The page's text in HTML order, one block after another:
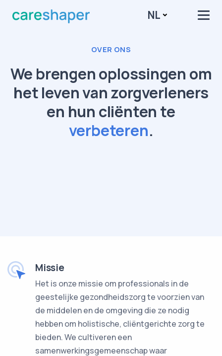
NL
OVER ONS
We brengen oplossingen om
het leven van zorgverleners
en hun cliënten te
verbeteren.
Missie
Het is onze missie om professionals in de
geestelijke gezondheidszorg te voorzien van
de middelen en de omgeving die ze nodig
hebben om holistische, cliëntgerichte zorg te
bieden. We cultiveren een
samenwerkingsgemeenschap waar